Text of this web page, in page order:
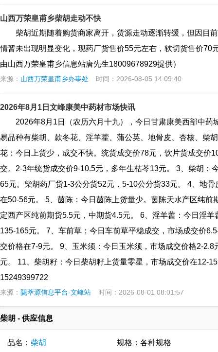
山西万荣皇甫乡柴胡走动不快
柴胡近期随着购货商家离开，货源走动逐渐转缓，但因目
情暂未出现明显变化，现药厂货售价55元左右，软切货售价70
由山西万荣皇甫乡信息站唐先生18009678929提供）
来源： 山西万荣皇甫乡办事处 时间：2026-08-05 14:09:40
2026年8月1日文峰康美中药材市场快讯
2026年8月1日（农历六月十九），今日甘肃康美西部中药
易品种有柴胡、款冬花、淫羊藿、蒲公英、地骨皮、杏核、柴
花：今日上货少，成交不快。统货成交价78元，饮片货成交价
交。2-3年统货成交价9-10.5元，多年生枯芩13元。 3、柴胡：
65元。柴胡药厂货1-3公分货52元，5-10公分货33元。 4、地
在50-56元。 5、茵陈：今日茵陈上货量少。茵陈天水产区纯前
定西产区纯前期货5.5元，中期货4.5元。 6、淫羊藿：今日淫
135-165元。 7、车前草：今日车前草平稳成交，市场成交价
交价格在7-9元。 9、玉米须：今日玉米须，市场成交价格2-
元。 11、柴胡籽：今日柴胡籽上货量零星，市场成交价在12-
15249399722
来源： 陇萃源信息平台-文峰站 时间：2026-08-01 08:01:57
柴胡 - 供应信息
品名： 柴胡 规格：各种规格